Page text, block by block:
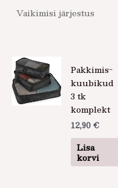
Pakkimis-
kuubikud
3 tk
komplekt
12,90 €
Lisa
korvi